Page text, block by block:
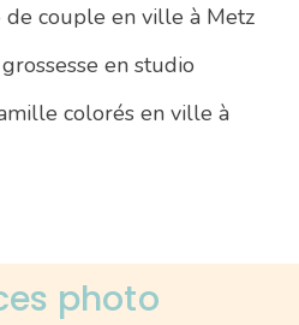
de couple en ville à Metz
en studio
colorés en ville à
photo